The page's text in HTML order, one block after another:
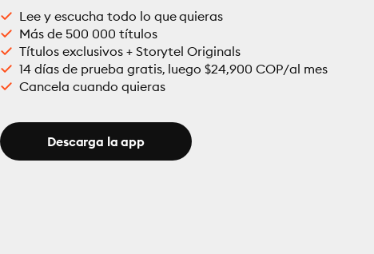
Lee y escucha todo lo que quieras
Más de 500 000 títulos
Títulos exclusivos + Storytel Originals
14 días de prueba gratis, luego $24,900 COP/al mes
Cancela cuando quieras
Descarga la app